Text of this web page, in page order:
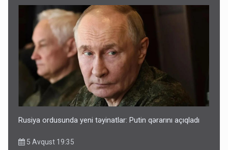
Rusiya ordusunda yeni təyinatlar: Putin qərarını açıqladı
5 Avqust 19:35